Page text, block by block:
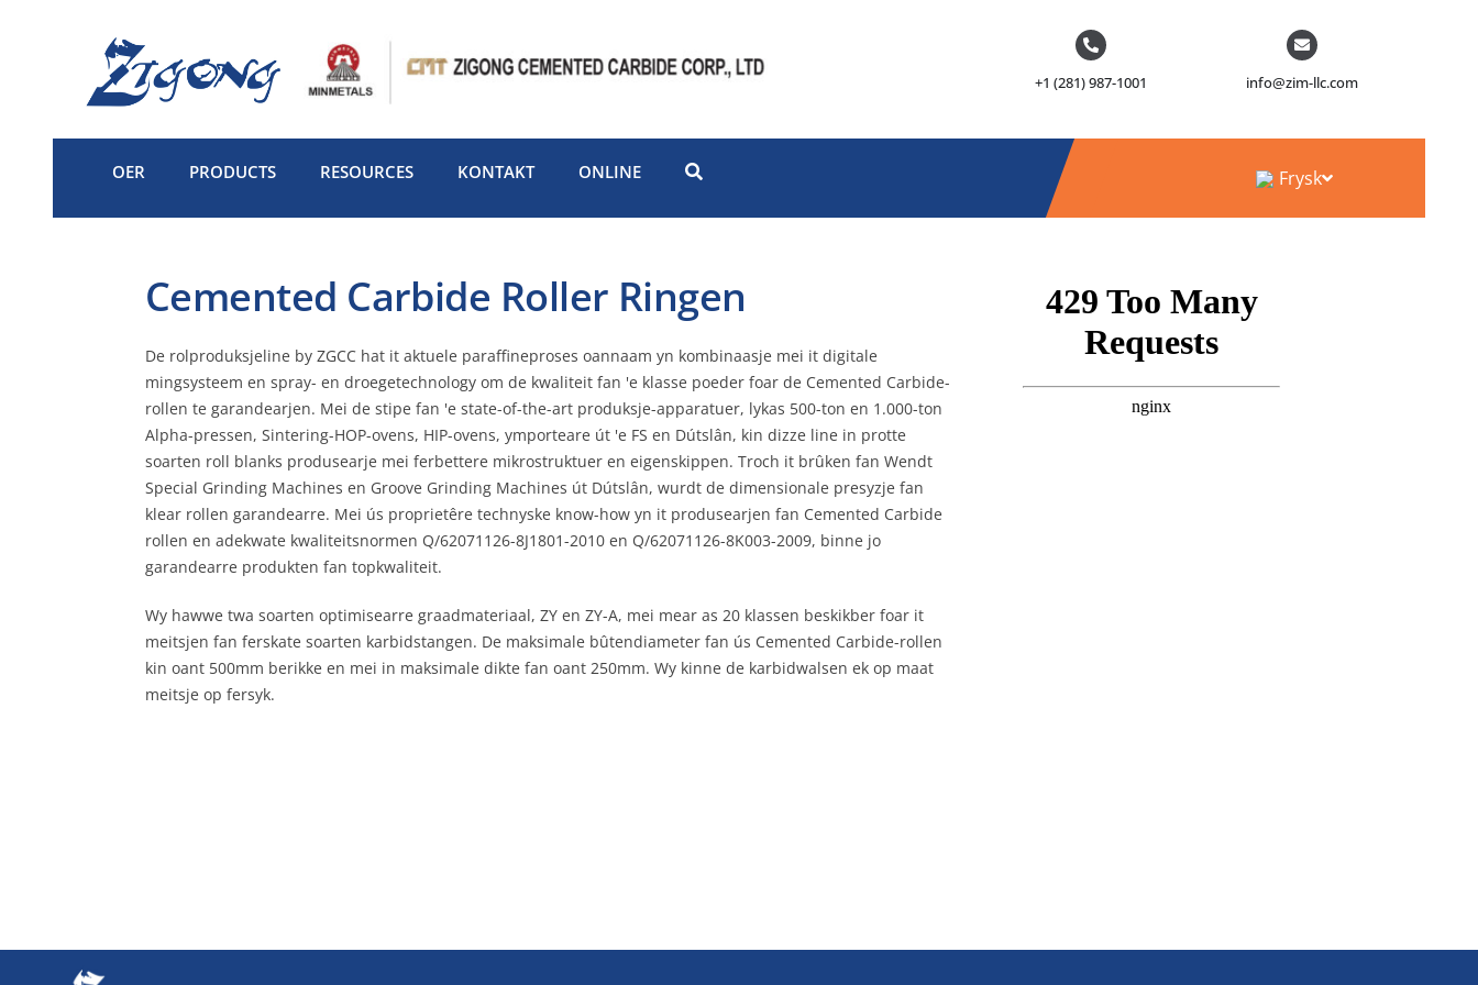
+1 (281) 987-1001 info@zim-llc.com
OER PRODUCTS RESOURCES KONTAKT ONLINE Frysk
Cemented Carbide Roller Ringen
De rolproduksjeline by ZGCC hat it aktuele paraffineproses oannaam yn kombinaasje mei it digitale
mingsysteem en spray- en droegetechnology om de kwaliteit fan 'e klasse poeder foar de Cemented Carbide-
rollen te garandearjen. Mei de stipe fan 'e state-of-the-art produksje-apparatuer, lykas 500-ton en 1.000-ton
Alpha-pressen, Sintering-HOP-ovens, HIP-ovens, ymporteare út 'e FS en Dútslân, kin dizze line in protte
soarten roll blanks produsearje mei ferbettere mikrostruktuer en eigenskippen. Troch it brûken fan Wendt
Special Grinding Machines en Groove Grinding Machines út Dútslân, wurdt de dimensionale presyzje fan
klear rollen garandearre. Mei ús proprietêre technyske know-how yn it produsearjen fan Cemented Carbide
rollen en adekwate kwaliteitsnormen Q/62071126-8J1801-2010 en Q/62071126-8K003-2009, binne jo
garandearre produkten fan topkwaliteit.
Wy hawwe twa soarten optimisearre graadmateriaal, ZY en ZY-A, mei mear as 20 klassen beskikber foar it
meitsjen fan ferskate soarten karbidstangen. De maksimale bûtendiameter fan ús Cemented Carbide-rollen
kin oant 500mm berikke en mei in maksimale dikte fan oant 250mm. Wy kinne de karbidwalsen ek op maat
meitsje op fersyk.